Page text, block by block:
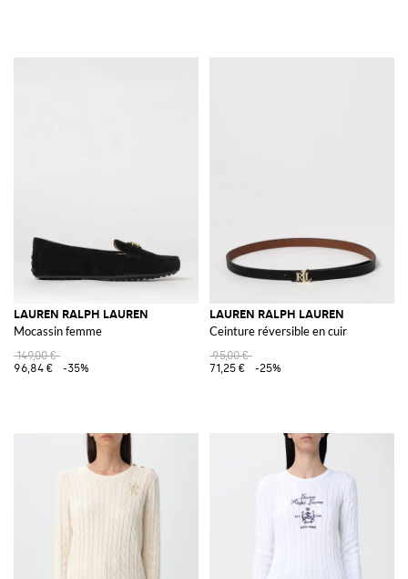
LAUREN RALPH LAUREN
Mocassin femme
149,00 €
96,84 €
-35%
LAUREN RALPH LAUREN
Ceinture réversible en cuir
95,00 €
71,25 €
-25%